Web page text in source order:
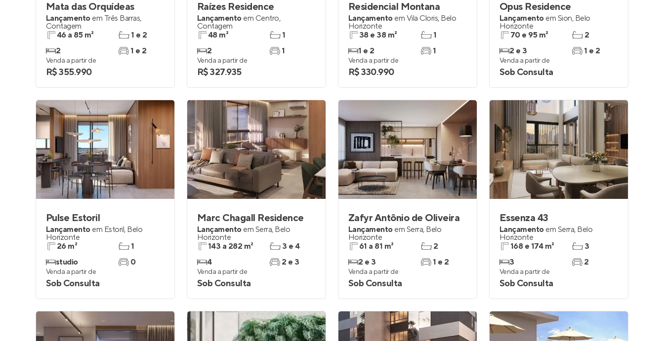
Mata das Orquídeas
Lançamento em Três Barras,
Contagem
46 a 85 m²
2
1 e 2
1 e 2
Venda a partir de
R$ 355.990
Raízes Residence
Lançamento em Centro,
Contagem
48 m²
2
1
1
Venda a partir de
R$ 327.935
Residencial Montana
Lançamento em Vila Cloris, Belo
Horizonte
38 e 38 m²
1 e 2
1
1
Venda a partir de
R$ 330.990
Opus Residence
Lançamento em Sion, Belo
Horizonte
70 e 95 m²
2 e 3
2
1 e 2
Venda a partir de
Sob Consulta
Pulse Estoril
Lançamento em Estoril, Belo
Horizonte
26 m²
studio
1
0
Venda a partir de
Sob Consulta
Marc Chagall Residence
Lançamento em Serra, Belo
Horizonte
143 a 282 m²
4
3 e 4
2 e 3
Venda a partir de
Sob Consulta
Zafyr Antônio de Oliveira
Lançamento em Serra, Belo
Horizonte
61 a 81 m²
2 e 3
2
1 e 2
Venda a partir de
Sob Consulta
Essenza 43
Lançamento em Serra, Belo
Horizonte
168 e 174 m²
3
3
2
Venda a partir de
Sob Consulta